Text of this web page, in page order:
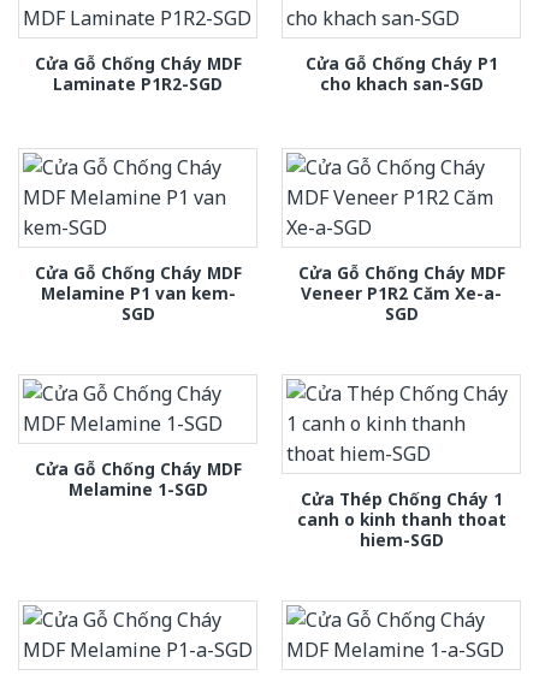
Cửa Gỗ Chống Cháy MDF
Laminate P1R2-SGD
Cửa Gỗ Chống Cháy P1
cho khach san-SGD
Cửa Gỗ Chống Cháy MDF
Melamine P1 van kem-
SGD
Cửa Gỗ Chống Cháy MDF
Veneer P1R2 Căm Xe-a-
SGD
Cửa Gỗ Chống Cháy MDF
Melamine 1-SGD
Cửa Thép Chống Cháy 1
canh o kinh thanh thoat
hiem-SGD